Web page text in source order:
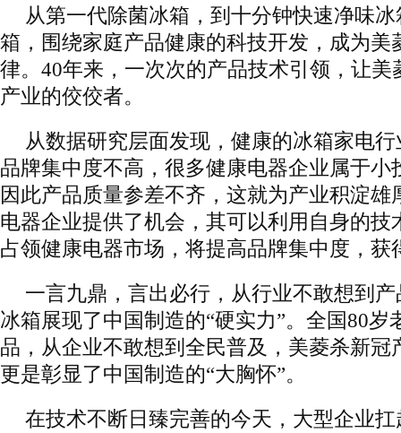
从第一代除菌冰箱，到十分钟快速净味
箱，围绕家庭产品健康的科技开发，成为美
律。40年来，一次次的产品技术引领，让美
产业的佼佼者。
从数据研究层面发现，健康的冰箱家电
品牌集中度不高，很多健康电器企业属于小
因此产品质量参差不齐，这就为产业积淀雄
电器企业提供了机会，其可以利用自身的技
占领健康电器市场，将提高品牌集中度，获
一言九鼎，言出必行，从行业不敢想到
冰箱展现了中国制造的“硬实力”。全国80岁
品，从企业不敢想到全民普及，美菱杀新冠
更是彰显了中国制造的“大胸怀”。
在技术不断日臻完善的今天，大型企业